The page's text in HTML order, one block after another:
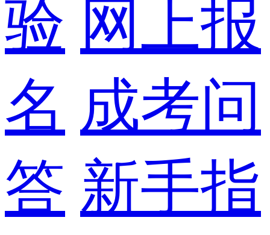
验 网上报
名 成考问
答 新手指